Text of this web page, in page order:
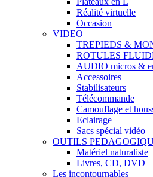
Réalité virtuelle
Occasion
VIDEO
TREPIEDS &
ROTULES
AUDIO micros &
Accessoires
Stabilisateurs
Télécommande
Camouflage et
Eclairage
Sacs spécial vidéo
OUTILS
Matériel naturaliste
Livres, CD, DVD
Les incontournables